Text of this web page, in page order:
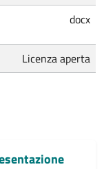
docx
Licenza aperta